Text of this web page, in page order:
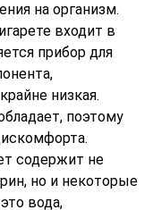
на организм.
входит в
прибор для
низкая.
поэтому
содержит не
но и некоторые
вода,